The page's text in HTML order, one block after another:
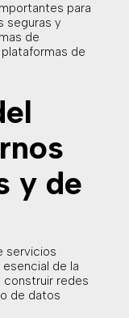
para
seguras y
de
de
y de
servicios
de la
construir redes
de datos